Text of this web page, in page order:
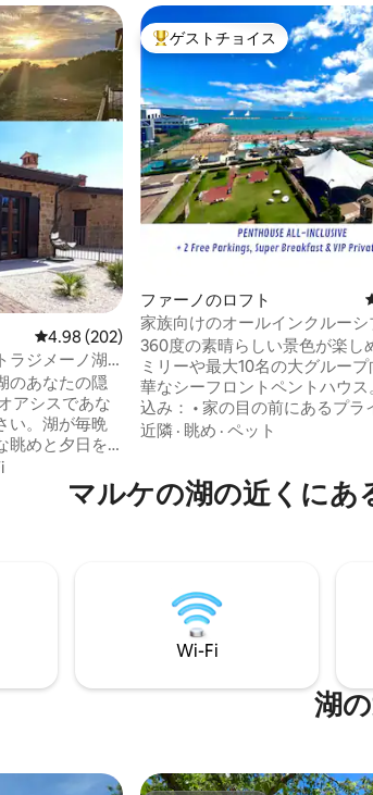
す。
レビュー202件、5つ星中4.98つ星の平均評価
4.98 (202)
ラジメーノ湖
のあなたの隠
い。湖が毎晩
眺めと夕日を
La
ーノ湖の鏡の
ます。 8分で高
パー、薬局、
があり、3 km
適な青いプー
大好評のゲストチョイスです。
ゲストチョイス
ファーノのロフト
家族向けのオールインクルーシ
チフロントのペントハウス
360度の素晴らしい景色が楽し
ミリーや最大10名の大グルー
華なシーフロントペントハウス。 すべ
込み： • 家の目の前にあるプライベートビ
ーチ： パラソル3本、サンベッド9台、無
トルのスーパーロフトは、フ
部に位置する建物にあります
て最高水準に仕上げられていま
近隣 · 眺め · ペット
マルケの湖の近くにあ
Wi-Fi
湖